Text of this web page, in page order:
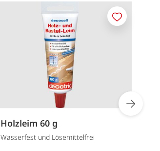
Holzleim 60 g
Wasserfest und Lösemittelfrei
Merken